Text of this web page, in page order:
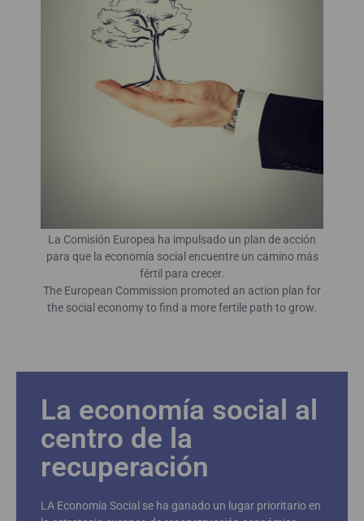
La Comisión Europea ha impulsado un plan de acción
para que la economía social encuentre un camino más
fértil para crecer.
The European Commission promoted an action plan for
the social economy to find a more fertile path to grow.
La economía social al
centro de la
recuperación
LA Economía Social se ha ganado un lugar prioritario en